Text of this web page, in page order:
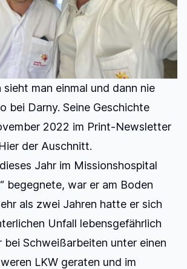
man einmal und dann nie
bei Darny. Seine Geschichte
2022 im Print-Newsletter
der Auschnitt.
Jahr im Missionshospital
begegnete, war er am Boden
als zwei Jahren hatte er sich
Unfall lebensgefährlich
bei Schweißarbeiten unter einen
LKW geraten und im